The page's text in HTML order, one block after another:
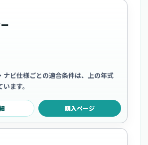
ナビ仕様ごとの適合条件は、上の年式
ます。
購入ページ